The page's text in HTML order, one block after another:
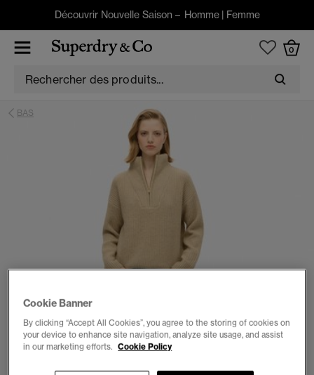
Découvrir Nouvelle Saison – Homme| Femme
0
BAS
Cookie Banner
By clicking “Accept All Cookies”, you agree to the storing of cookies on
your device to enhance site navigation, analyze site usage, and assist
in our marketing efforts. Cookie Policy